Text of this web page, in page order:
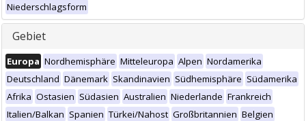
Niederschlagsform
Gebiet
Europa Nordhemisphäre Mitteleuropa Alpen Nordamerika
Deutschland Dänemark Skandinavien Südhemisphäre Südamerika
Afrika Ostasien Südasien Australien Niederlande Frankreich
Italien/Balkan Spanien Türkei/Nahost Großbritannien Belgien